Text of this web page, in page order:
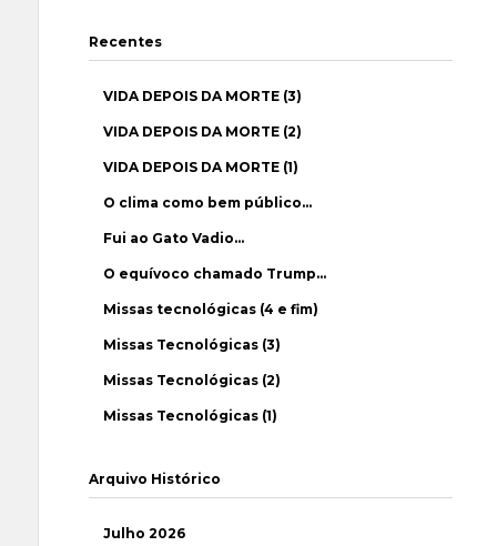
Recentes
VIDA DEPOIS DA MORTE (3)
VIDA DEPOIS DA MORTE (2)
VIDA DEPOIS DA MORTE (1)
O clima como bem público…
Fui ao Gato Vadio…
O equívoco chamado Trump…
Missas tecnológicas (4 e fim)
Missas Tecnológicas (3)
Missas Tecnológicas (2)
Missas Tecnológicas (1)
Arquivo Histórico
Julho 2026